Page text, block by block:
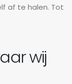
af te halen. Tot
wij